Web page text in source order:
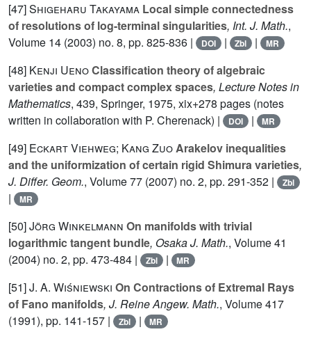
[47]Shigeharu Takayama Local simple connectedness
of resolutions of log-terminal singularities, Int. J. Math.,
Volume 14 (2003) no. 8, pp. 825-836 | DOI | Zbl | MR
[48] Kenji UenoClassification theory of algebraic
varieties and compact complex spaces, Lecture Notes in
Mathematics, 439, Springer, 1975, xix+278 pages (notes
written in collaboration with P. Cherenack) |
DOI | MR
[49] Eckart Viehweg; Kang ZuoArakelov inequalities
and the uniformization of certain rigid Shimura varieties,
J. Differ. Geom., Volume 77 (2007) no. 2, pp. 291-352 | Zbl
| MR
[50]Jörg Winkelmann On manifolds with trivial
logarithmic tangent bundle, Osaka J. Math., Volume 41
(2004) no. 2, pp. 473-484 |
Zbl | MR
[51]J. A. Wiśniewski On Contractions of Extremal Rays
of Fano manifolds, J. Reine Angew. Math., Volume 417
(1991), pp. 141-157 |
Zbl | MR